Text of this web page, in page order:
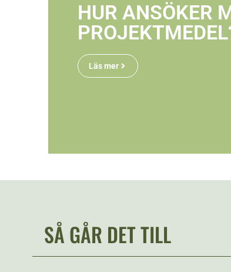
HUR ANSÖKER
Läs mer
SÅ GÅR DET TILL